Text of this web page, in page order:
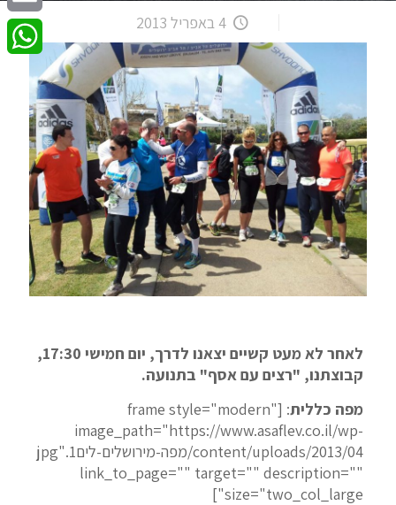
4 באפריל 2013
לאחר לא מעט קשיים יצאנו לדרך, יום חמישי 17:30,
קבוצתנו, "רצים עם אסף" בתנועה.
מפה כללית
: [frame style="modern"
image_path="https://www.asaflev.co.il/wp-
content/uploads/2013/04/מפה-מירושלים-לים1.jpg"
link_to_page="" target="" description=""
size="two_col_large"]
Email